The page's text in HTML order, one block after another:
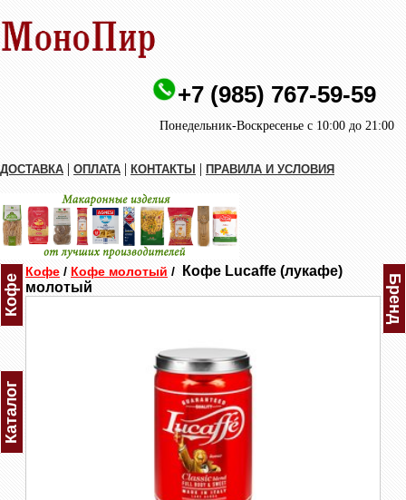
+7 (985) 767-59-59
Понедельник-Воскресенье с 10:00 до 21:00
ДОСТАВКА | ОПЛАТА | КОНТАКТЫ | ПРАВИЛА И УСЛОВИЯ
Кофе
Каталог
Кофе / Кофе молотый /
Кофе Lucaffe (лукафе)
молотый
Бренд